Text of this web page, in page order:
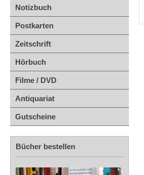
Notizbuch
Postkarten
Zeitschrift
Hörbuch
Filme / DVD
Antiquariat
Gutscheine
Bücher bestellen